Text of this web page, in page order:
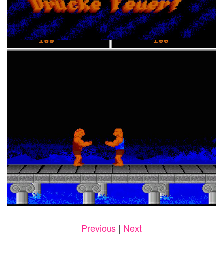
Previous | Next